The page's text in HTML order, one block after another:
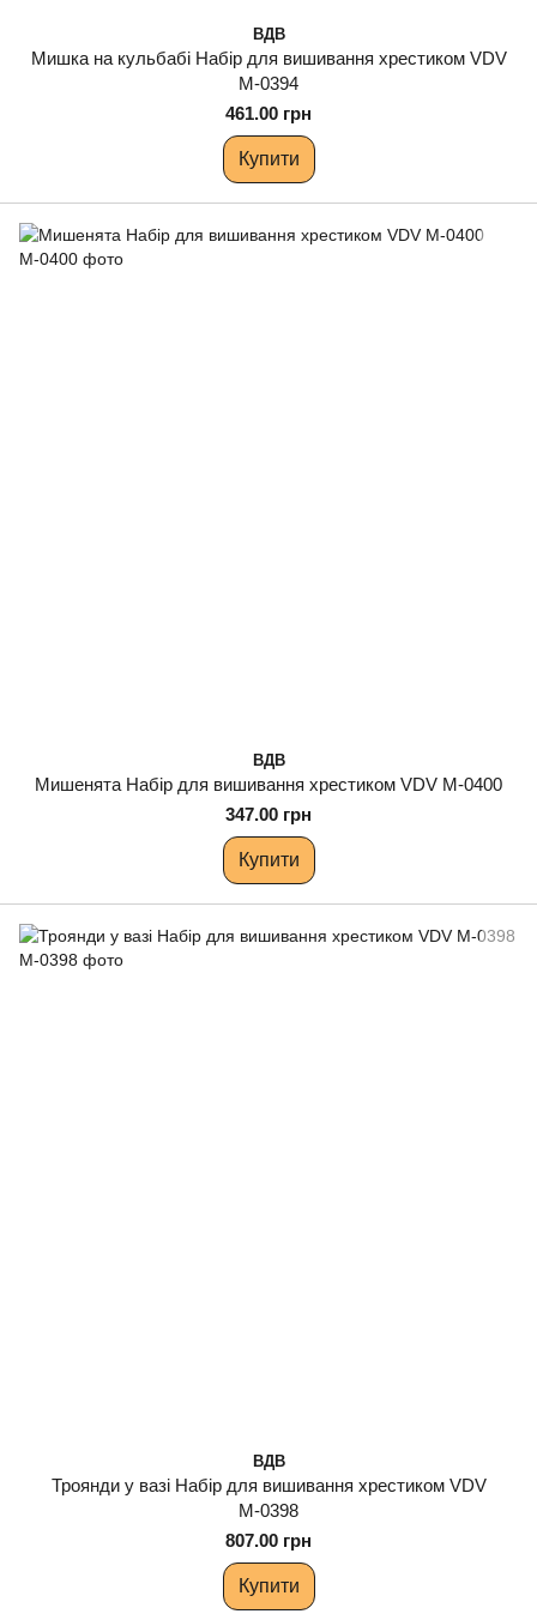
ВДВ
Мишка на кульбабі Набір для вишивання хрестиком VDV
М-0394
461.00 грн
Купити
ВДВ
Мишенята Набір для вишивання хрестиком VDV М-0400
347.00 грн
Купити
ВДВ
Троянди у вазі Набір для вишивання хрестиком VDV
М-0398
807.00 грн
Купити